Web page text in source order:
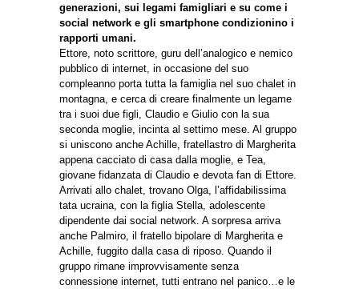
generazioni, sui legami famigliari e su come i
social network e gli smartphone condizionino i
rapporti umani.
Ettore, noto scrittore, guru dell’analogico e nemico
pubblico di internet, in occasione del suo
compleanno porta tutta la famiglia nel suo chalet in
montagna, e cerca di creare finalmente un legame
tra i suoi due figli, Claudio e Giulio con la sua
seconda moglie, incinta al settimo mese. Al gruppo
si uniscono anche Achille, fratellastro di Margherita
appena cacciato di casa dalla moglie, e Tea,
giovane fidanzata di Claudio e devota fan di Ettore.
Arrivati allo chalet, trovano Olga, l’affidabilissima
tata ucraina, con la figlia Stella, adolescente
dipendente dai social network. A sorpresa arriva
anche Palmiro, il fratello bipolare di Margherita e
Achille, fuggito dalla casa di riposo. Quando il
gruppo rimane improvvisamente senza
connessione internet, tutti entrano nel panico…e le